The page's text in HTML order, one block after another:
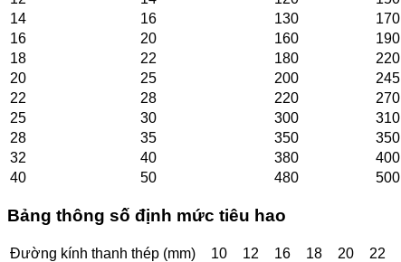
14
16 130 170
16
20 160 190
18
22 180 220
20
25 200 245
22
28 220 270
25
30 300 310
28
35 350 350
32
40 380 400
40
50 480 500
Bảng thông số định mức tiêu hao
Đường kính thanh thép (mm) 10 12 16 18 20 22